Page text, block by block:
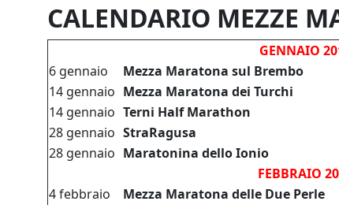
CALENDARIO MEZZE
GENNAIO
6 gennaio
Mezza Maratona sul Brembo
14 gennaio Mezza Maratona dei Turchi
14 gennaio Terni Half Marathon
28 gennaio StraRagusa
28 gennaio Maratonina dello Ionio
FEBBRAIO
4 febbraio
Mezza Maratona delle Due Perle